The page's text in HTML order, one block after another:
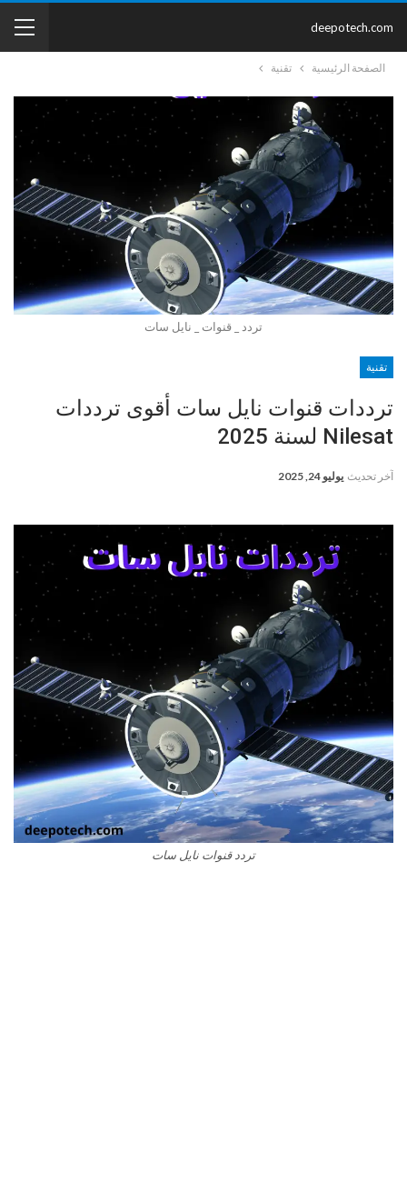
deepotech.com
الصفحة الرئيسية تقنية
تردد _ قنوات _ نايل سات
تقنية
ترددات قنوات نايل سات أقوى ترددات
Nilesat لسنة 2025
آخر تحديث يوليو 24, 2025
تردد قنوات نايل سات